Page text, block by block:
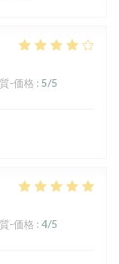
-価格 : 5/5
-価格 : 4/5